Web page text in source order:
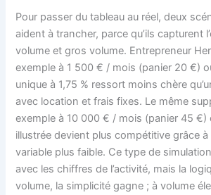
Pour passer du tableau au réel, deux
aident à trancher, parce qu’ils capturent
volume et gros volume. Entrepreneur
exemple à 1 500 € / mois (panier 20 €)
unique à 1,75 % ressort moins chère
avec location et frais fixes. Le même
exemple à 10 000 € / mois (panier 45 €)
illustrée devient plus compétitive grâce
variable plus faible. Ce type de
avec les chiffres de l’activité, mais la
volume, la simplicité gagne ; à volume